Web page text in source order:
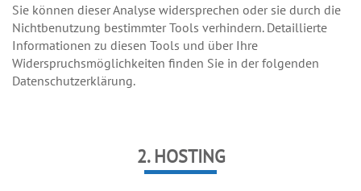
Sie können dieser Analyse widersprechen oder sie durch die
Nichtbenutzung bestimmter Tools verhindern. Detaillierte
Informationen zu diesen Tools und über Ihre
Widerspruchsmöglichkeiten finden Sie in der folgenden
Datenschutzerklärung.
2. HOSTING